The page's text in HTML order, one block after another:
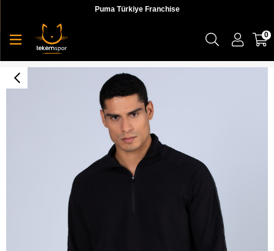
Puma Türkiye Franchise
0